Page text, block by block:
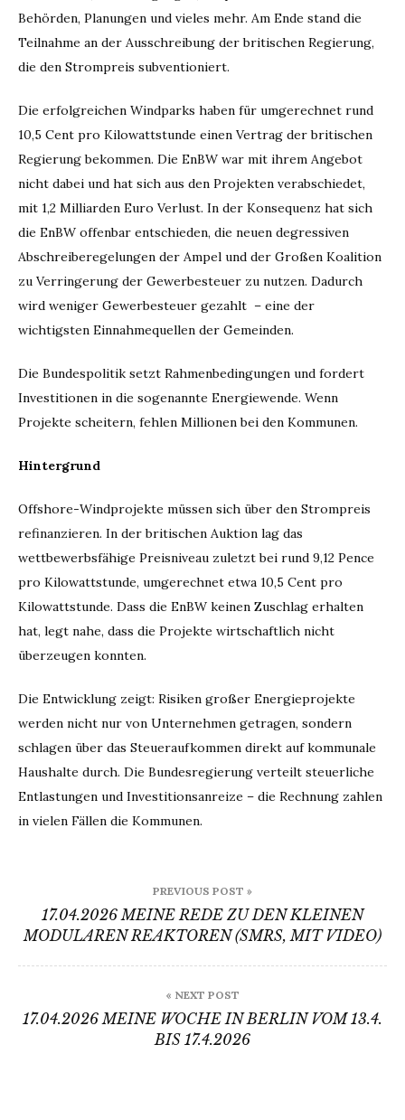
Behörden, Planungen und vieles mehr. Am Ende stand die
Teilnahme an der Ausschreibung der britischen Regierung,
die den Strompreis subventioniert.
Die erfolgreichen Windparks haben für umgerechnet rund
10,5 Cent pro Kilowattstunde einen Vertrag der britischen
Regierung bekommen. Die EnBW war mit ihrem Angebot
nicht dabei und hat sich aus den Projekten verabschiedet,
mit 1,2 Milliarden Euro Verlust. In der Konsequenz hat sich
die EnBW offenbar entschieden, die neuen degressiven
Abschreiberegelungen der Ampel und der Großen Koalition
zu Verringerung der Gewerbesteuer zu nutzen. Dadurch
wird weniger Gewerbesteuer gezahlt – eine der
wichtigsten Einnahmequellen der Gemeinden.
Die Bundespolitik setzt Rahmenbedingungen und fordert
Investitionen in die sogenannte Energiewende. Wenn
Projekte scheitern, fehlen Millionen bei den Kommunen.
Hintergrund
Offshore-Windprojekte müssen sich über den Strompreis
refinanzieren. In der britischen Auktion lag das
wettbewerbsfähige Preisniveau zuletzt bei rund 9,12 Pence
pro Kilowattstunde, umgerechnet etwa 10,5 Cent pro
Kilowattstunde. Dass die EnBW keinen Zuschlag erhalten
hat, legt nahe, dass die Projekte wirtschaftlich nicht
überzeugen konnten.
Die Entwicklung zeigt: Risiken großer Energieprojekte
werden nicht nur von Unternehmen getragen, sondern
schlagen über das Steueraufkommen direkt auf kommunale
Haushalte durch. Die Bundesregierung verteilt steuerliche
Entlastungen und Investitionsanreize – die Rechnung zahlen
in vielen Fällen die Kommunen.
PREVIOUS POST »
17.04.2026 MEINE REDE ZU DEN KLEINEN
MODULAREN REAKTOREN (SMRS, MIT VIDEO)
« NEXT POST
17.04.2026 MEINE WOCHE IN BERLIN VOM 13.4.
BIS 17.4.2026